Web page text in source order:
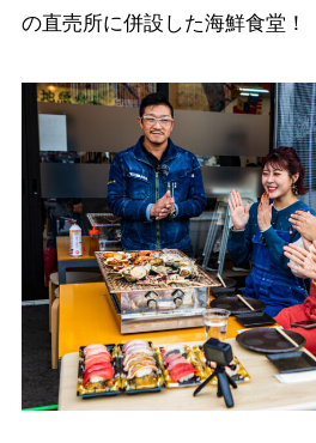
の直売所に併設した海鮮食堂！